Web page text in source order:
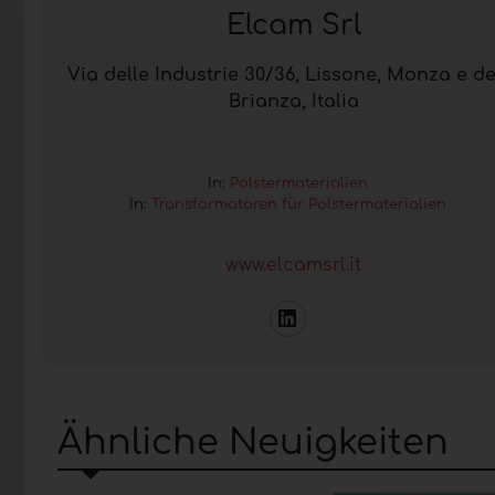
Elcam Srl
Via delle Industrie 30/36, Lissone, Monza e
Brianza, Italia
In: Polstermaterialien
In:
Transformatoren für Polstermaterialien
www.elcamsrl.it
Ähnliche Neuigkeiten